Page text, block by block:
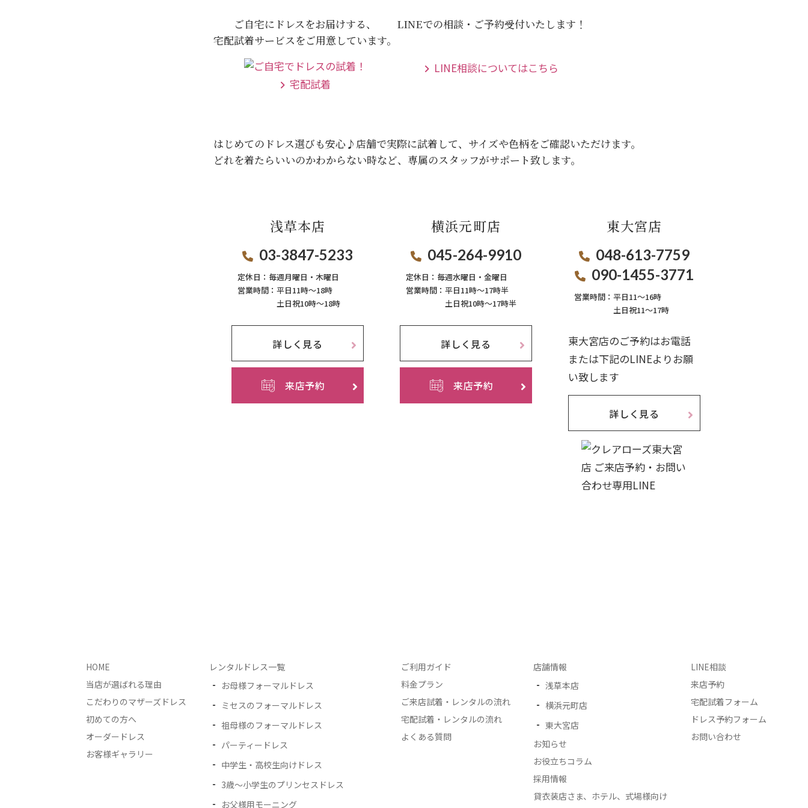
ご自宅にドレスをお届けする、
宅配試着サービスをご用意しています。
宅配試着
LINEでの相談・ご予約受付いたします！
LINE相談についてはこちら
はじめてのドレス選びも安心♪ 店舗で実際に試着して、サイズや色柄をご確認いただけます。
どれを着たらいいのかわからない時など、専属のスタッフがサポート致します。
浅草本店
03-3847-5233
定休日： 毎週月曜日・木曜日
営業時間： 平日11時～18時
土日祝10時～18時
詳しく見る
来店予約
横浜元町店
045-264-9910
定休日： 毎週⽔曜⽇‧⾦曜⽇
営業時間： 平日11時～17時半
土日祝10時～17時半
詳しく見る
来店予約
東大宮店
048-613-7759
090-1455-3771
営業時間： 平日11〜16時
土日祝11〜17時
東大宮店のご予約はお電話
または下記のLINEよりお願
い致します
詳しく見る
HOME
当店が選ばれる理由
こだわりのマザーズドレス
初めての方へ
オーダードレス
お客様ギャラリー
レンタルドレス一覧
お母様フォーマルドレス
ミセスのフォーマルドレス
祖母様のフォーマルドレス
パーティードレス
中学生・高校生向けドレス
3歳〜小学生のプリンセスドレス
お父様用モーニング
ご利用ガイド
料金プラン
ご来店試着・レンタルの流れ
宅配試着・レンタルの流れ
よくある質問
店舗情報
浅草本店
横浜元町店
東大宮店
お知らせ
お役立ちコラム
採用情報
貸衣装店さま、ホテル、式場様向け
LINE相談
来店予約
宅配試着フォーム
ドレス予約フォーム
お問い合わせ